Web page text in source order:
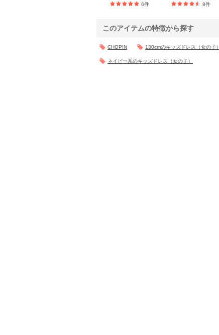
6件
8件
このアイテムの特徴から探す
CHOPIN 130cmのキッズドレス（女の子）
ネイビー系のキッズドレス（女の子）